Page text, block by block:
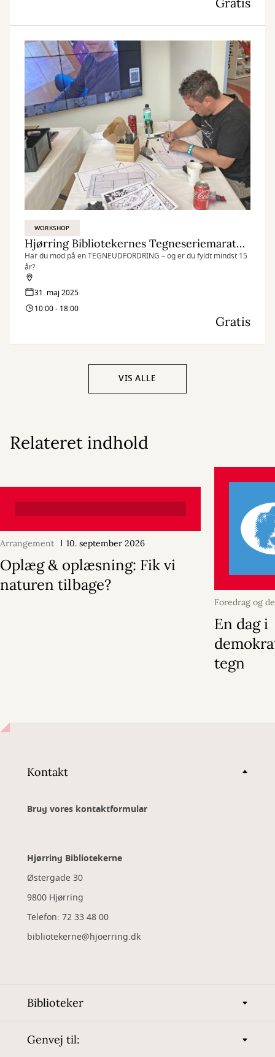
WORKSHOP
Hjørring Bibliotekernes Tegneseriemaraton 2025
Har du mod på en TEGNEUDFORDRING – og er du fyldt mindst 15
år?
31. maj 2025
10:00 - 18:00
Gratis
VIS ALLE
Relateret indhold
Arrangement 10. september 2026
Oplæg & oplæsning: Fik vi
naturen tilbage?
Foredrag og
oktober 2025
En dag i
tegn
Kontakt
Brug vores kontaktformular
Hjørring Bibliotekerne
Østergade 30
9800 Hjørring
Telefon: 72 33 48 00
bibliotekerne@hjoerring.dk
Biblioteker
Genvej til: